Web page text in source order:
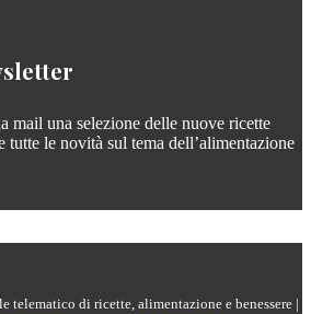
mail una selezione delle nuove ricette
tutte le novità sul tema dell’alimentazione
telematico di ricette, alimentazione e benessere |